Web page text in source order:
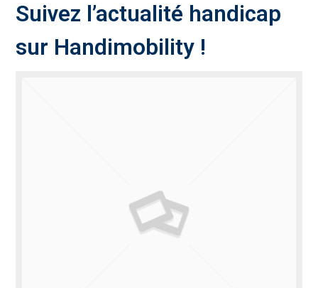
Suivez l’actualité handicap
sur Handimobility !